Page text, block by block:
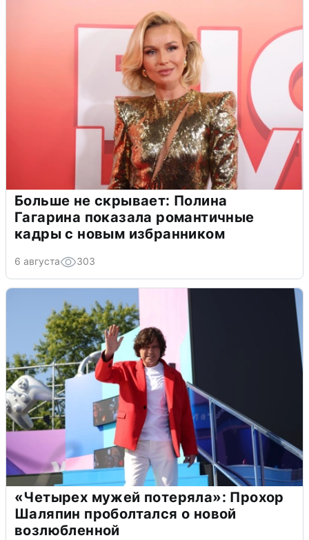
Больше не скрывает: Полина
Гагарина показала романтичные
кадры с новым избранником
6 августа 303
«Четырех мужей потеряла»: Прохор
Шаляпин проболтался о новой
возлюбленной